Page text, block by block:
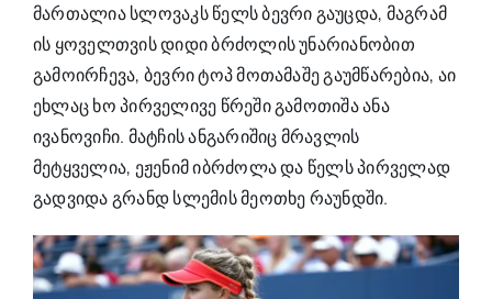
მართალია სლოვაკს წელს ბევრი გაუცდა, მაგრამ
ის ყოველთვის დიდი ბრძოლის უნარიანობით
გამოირჩევა, ბევრი ტოპ მოთამაშე გაუმწარებია, აი
ეხლაც ხო პირველივე წრეში გამოთიშა ანა
ივანოვიჩი. მატჩის ანგარიშიც მრავლის
მეტყველია, ეჟენიმ იბრძოლა და წელს პირველად
გადვიდა გრანდ სლემის მეოთხე რაუნდში.